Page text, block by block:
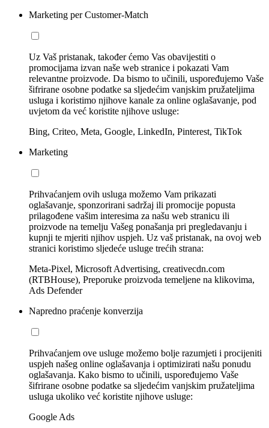
Marketing per Customer-Match
Uz Vaš pristanak, također ćemo Vas obavijestiti o
promocijama izvan naše web stranice i pokazati Vam
relevantne proizvode. Da bismo to učinili, uspoređujemo Vaše
šifrirane osobne podatke sa sljedećim vanjskim pružateljima
usluga i koristimo njihove kanale za online oglašavanje, pod
uvjetom da već koristite njihove usluge:
Bing, Criteo, Meta, Google, LinkedIn, Pinterest, TikTok
Marketing
Prihvaćanjem ovih usluga možemo Vam prikazati
oglašavanje, sponzorirani sadržaj ili promocije popusta
prilagođene vašim interesima za našu web stranicu ili
proizvode na temelju Vašeg ponašanja pri pregledavanju i
kupnji te mjeriti njihov uspjeh. Uz vaš pristanak, na ovoj web
stranici koristimo sljedeće usluge trećih strana:
Meta-Pixel, Microsoft Advertising, creativecdn.com
(RTBHouse), Preporuke proizvoda temeljene na klikovima,
Ads Defender
Napredno praćenje konverzija
Prihvaćanjem ove usluge možemo bolje razumjeti i procijeniti
uspjeh našeg online oglašavanja i optimizirati našu ponudu
oglašavanja. Kako bismo to učinili, uspoređujemo Vaše
šifrirane osobne podatke sa sljedećim vanjskim pružateljima
usluga ukoliko već koristite njihove usluge:
Google Ads